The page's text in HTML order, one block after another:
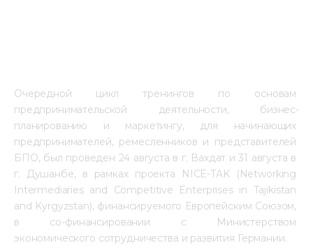
Очередной цикл тренингов по основам
предпринимательской деятельности, бизнес-
планированию и маркетингу, для начинающих
предпринимателей, ремесленников и представителей
БПО, был проведен 24 августа в г. Вахдат и 31 августа в
г. Душанбе, в рамках проекта NICE-TAK (Networking
Intermediaries and Competitive Enterprises in Tajikistan
and Kyrgyzstan), финансируемого Европейским Союзом,
в со-финансировании с Министерством
экономического сотрудничества и развития Германии.